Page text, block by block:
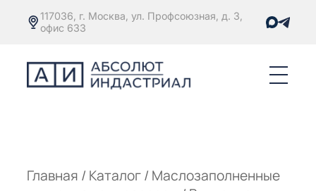
117036, г. Москва, ул. Профсоюзная, д. 3,
офис 633
Главная / Каталог/ Маслозаполненные